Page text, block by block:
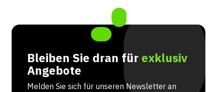
Bleiben Sie dran für exklusiv
Angebote
Melden Sie sich für unseren Newsletter an